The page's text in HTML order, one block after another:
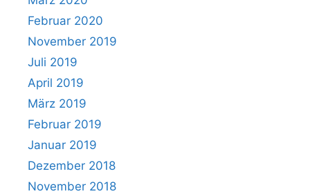
Februar 2020
November 2019
Juli 2019
April 2019
März 2019
Februar 2019
Januar 2019
Dezember 2018
November 2018